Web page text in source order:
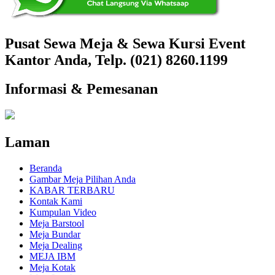
Pusat Sewa Meja & Sewa Kursi Event
Kantor Anda, Telp. (021) 8260.1199
Informasi & Pemesanan
Laman
Beranda
Gambar Meja Pilihan Anda
KABAR TERBARU
Kontak Kami
Kumpulan Video
Meja Barstool
Meja Bundar
Meja Dealing
MEJA IBM
Meja Kotak